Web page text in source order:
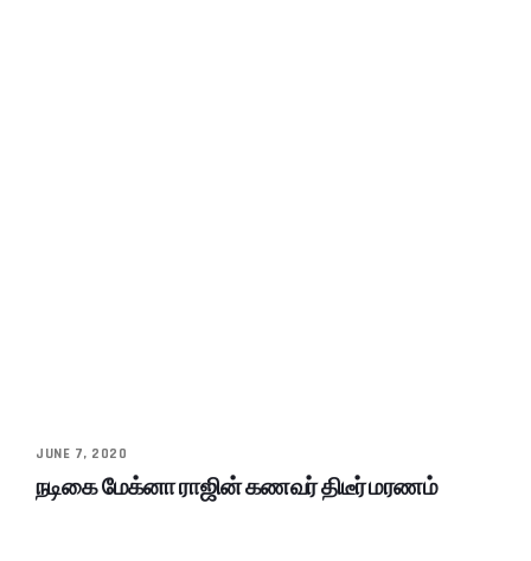
JUNE 7, 2020
நடிகை மேக்னா ராஜின் கணவர் திடீர் மரணம்